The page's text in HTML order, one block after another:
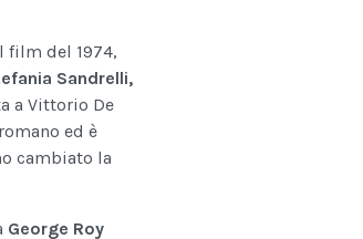
film del 1974,
Sandrelli,
a Vittorio De
ed è
cambiato la
George Roy